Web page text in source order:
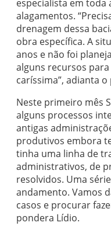
especialista em toda
alagamentos.
drenagem dessa
obra específica. A
anos e não foi
alguns recursos
caríssima”, adianta
Neste primeiro mês
alguns processos
antigas
produtivos embora
tinha uma linha de
administrativos, de
resolvidos. Uma
andamento. Vamos
casos e procurar
pondera Lídio.